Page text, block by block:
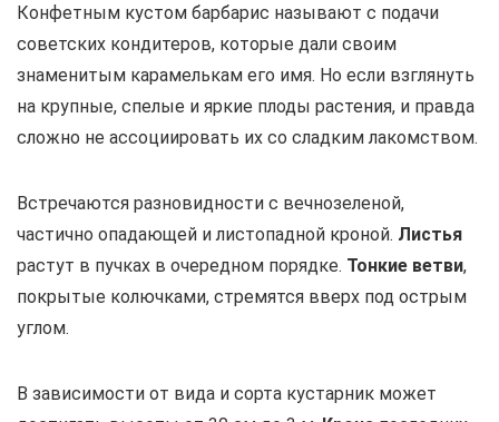
Конфетным кустом барбарис называют с подачи
советских кондитеров, которые дали своим
знаменитым карамелькам его имя. Но если взглянуть
на крупные, спелые и яркие плоды растения, и правда
сложно не ассоциировать их со сладким лакомством.
Встречаются разновидности с вечнозеленой,
частично опадающей и листопадной кроной. Листья
растут в пучках в очередном порядке. Тонкие ветви,
покрытые колючками, стремятся вверх под острым
углом.
В зависимости от вида и сорта кустарник может